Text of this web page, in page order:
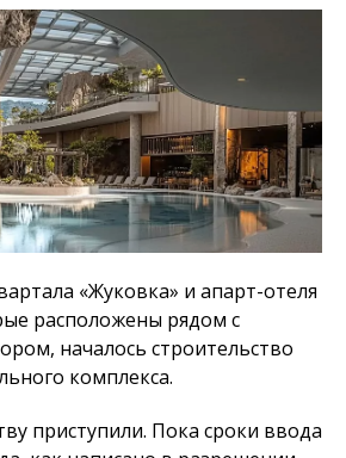
«Жуковка» и апарт-отеля
расположены рядом с
началось строительство
комплекса.
приступили. Пока сроки ввода